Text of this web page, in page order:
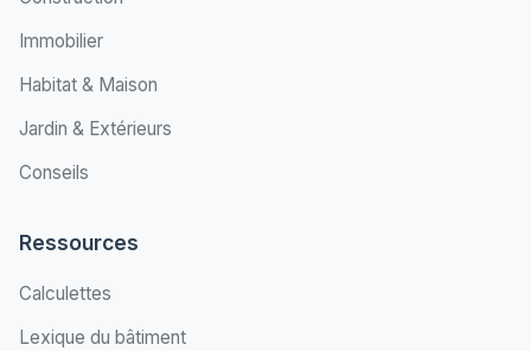
Immobilier
Habitat & Maison
Jardin & Extérieurs
Conseils
Ressources
Calculettes
Lexique du bâtiment